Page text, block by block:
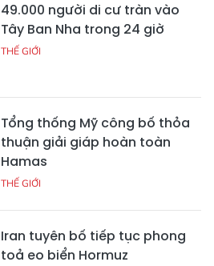
49.000 người di cư tràn vào
Tây Ban Nha trong 24 giờ
THẾ GIỚI
Tổng thống Mỹ công bố thỏa
thuận giải giáp hoàn toàn
Hamas
THẾ GIỚI
Iran tuyên bố tiếp tục phong
toả eo biển Hormuz